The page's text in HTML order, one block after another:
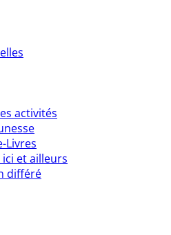
activités
Livres
et ailleurs
différé